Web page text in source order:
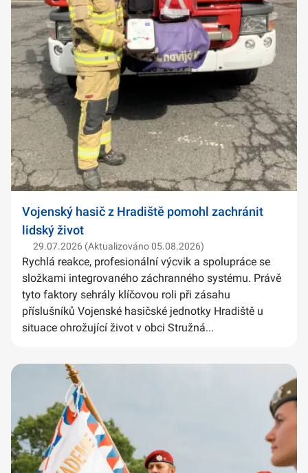
Vojenský hasič z Hradiště pomohl zachránit
lidský život
29.07.2026 (Aktualizováno 05.08.2026)
Rychlá reakce, profesionální výcvik a spolupráce se
složkami integrovaného záchranného systému. Právě
tyto faktory sehrály klíčovou roli při zásahu
příslušníků Vojenské hasičské jednotky Hradiště u
situace ohrožující život v obci Stružná...